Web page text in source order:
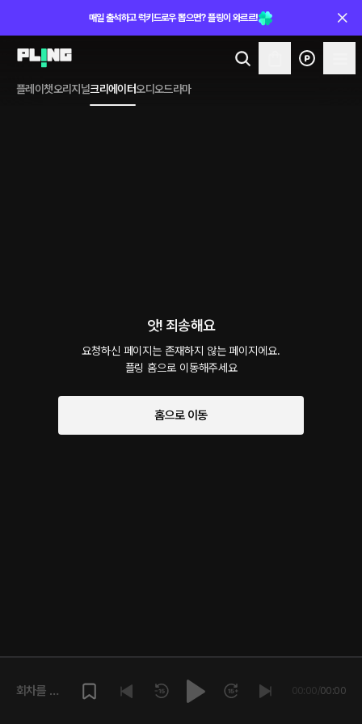
매일 출석하고 럭키드로우 뽑으면? 플링이 와르르!
플레이챗오리지널크리에이터오디오드라마
앗! 죄송해요
요청하신 페이지는 존재하지 않는 페이지에요.
플링 홈으로 이동해주세요
홈으로 이동
회차를 재
00:00/00:00